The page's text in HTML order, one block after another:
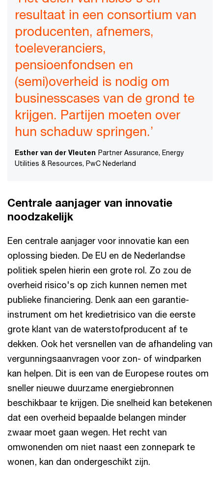
resultaat in een consortium van
producenten, afnemers,
toeleveranciers,
pensioenfondsen en
(semi)overheid is nodig om
businesscases van de grond te
krijgen. Partijen moeten over
hun schaduw springen.’
Esther van der Vleuten Partner Assurance, Energy
Utilities & Resources, PwC Nederland
Centrale aanjager van innovatie
noodzakelijk
Een centrale aanjager voor innovatie kan een
oplossing bieden. De EU en de Nederlandse
politiek spelen hierin een grote rol. Zo zou de
overheid risico's op zich kunnen nemen met
publieke financiering. Denk aan een garantie-
instrument om het kredietrisico van die eerste
grote klant van de waterstofproducent af te
dekken. Ook het versnellen van de afhandeling van
vergunningsaanvragen voor zon- of windparken
kan helpen. Dit is een van de Europese routes om
sneller nieuwe duurzame energiebronnen
beschikbaar te krijgen. Die snelheid kan betekenen
dat een overheid bepaalde belangen minder
zwaar moet gaan wegen. Het recht van
omwonenden om niet naast een zonnepark te
wonen, kan dan ondergeschikt zijn.